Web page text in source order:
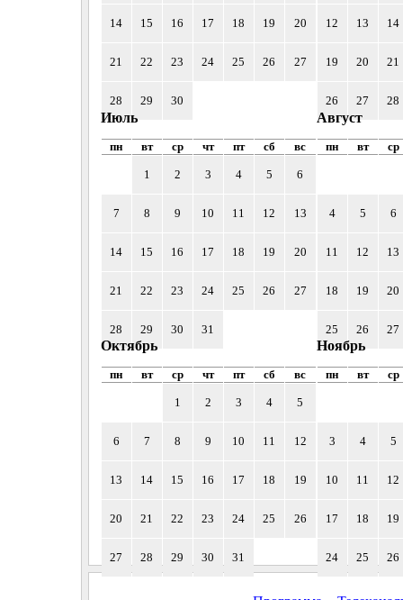
14 15 16 17 18 19 20
21 22 23 24 25 26 27
28 29 30
12 13 14
19 20 21
26 27 28
Июль
пн вт ср чт пт сб вс
1 2 3 4 5 6
7 8 9 10 11 12 13
14 15 16 17 18 19 20
21 22 23 24 25 26 27
28 29 30 31
Август
пн вт ср
4 5 6
11 12 13
18 19 20
25 26 27
Октябрь
пн вт ср чт пт сб вс
1 2 3 4 5
6 7 8 9 10 11 12
13 14 15 16 17 18 19
20 21 22 23 24 25 26
27 28 29 30 31
Ноябрь
пн вт ср
3 4 5
10 11 12
17 18 19
24 25 26